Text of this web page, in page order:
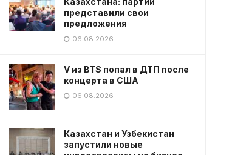
представили свои
предложения
06.08.2026
V из BTS попал в ДТП после
концерта в США
06.08.2026
Казахстан и Узбекистан
запустили новые